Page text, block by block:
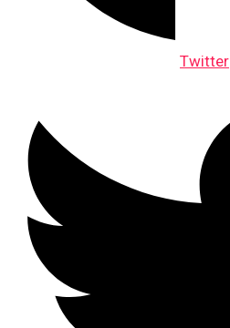
Twitter